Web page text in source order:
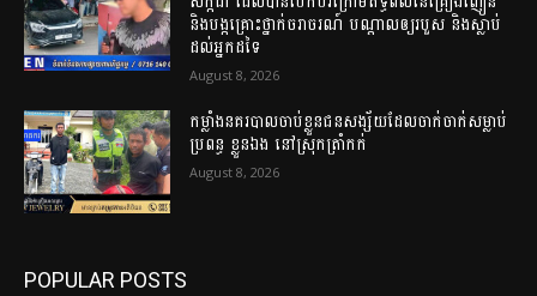
និងបង្កគ្រោះថ្នាក់ចរាចរណ៍ បណ្តាលឲ្យរបួស និងស្លាប់
ដល់អ្នកដទៃ
August 8, 2026
កម្លាំងនគរបាលចាប់ខ្លួនជនសង្ស័យដែលចាក់ចាក់សម្លាប់
ប្រពន្ធ ខ្លួនឯង នៅស្រុកត្រាំកក់
August 8, 2026
POPULAR POSTS